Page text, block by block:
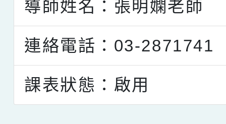
導師姓名：張明嫻老師
連絡電話：03-2871741
課表狀態：啟用